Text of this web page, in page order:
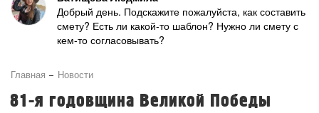
Добрый день. Подскажите пожалуйста, как составить
смету? Есть ли какой-то шаблон? Нужно ли смету с
кем-то согласовывать?
Главная Новости
81-я годовщина Великой Победы